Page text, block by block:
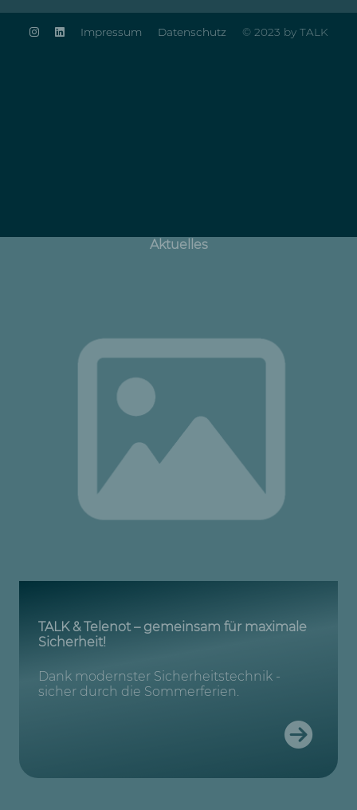
Aktuelles
TALK & Telenot – gemeinsam für maximale
Sicherheit!
Dank modernster Sicherheitstechnik -
sicher durch die Sommerferien.
Impressum Datenschutz © 2023 by TALK